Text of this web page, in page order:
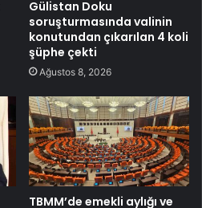
Gülistan Doku
soruşturmasında valinin
konutundan çıkarılan 4 koli
şüphe çekti
Ağustos 8, 2026
TBMM’de emekli aylığı ve